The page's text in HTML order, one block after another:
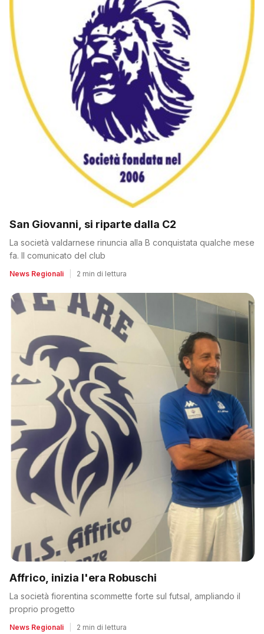
San Giovanni, si riparte dalla C2
La società valdarnese rinuncia alla B conquistata qualche mese
fa. Il comunicato del club
News Regionali 2 min di lettura
Affrico, inizia l'era Robuschi
La società fiorentina scommette forte sul futsal, ampliando il
proprio progetto
News Regionali 2 min di lettura